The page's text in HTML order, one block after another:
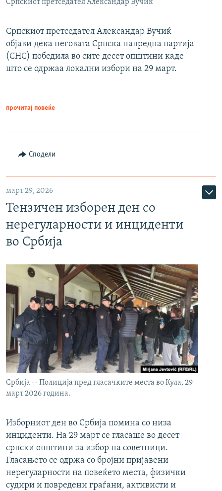
Српскиот претседател Александар Вучиќ
Српскиот претседател Александар Вучиќ
објави дека неговата Српска напредна партија
(СНС) победила во сите десет општини каде
што се одржаа локални избори на 29 март.
прочитај повеќе
Сподели
март 29, 2026
Тензичен изборен ден со
нерегуларности и инциденти
во Србија
Србија -- Полиција пред гласачките места во Кула, 29
март 2026 година.
Изборниот ден во Србија помина со низа
инциденти. На 29 март се гласаше во десет
српски општини за избор на советници.
Гласањето се одржа со бројни пријавени
нерегуларности на повеќето места, физички
судири и повредени граѓани, активисти и